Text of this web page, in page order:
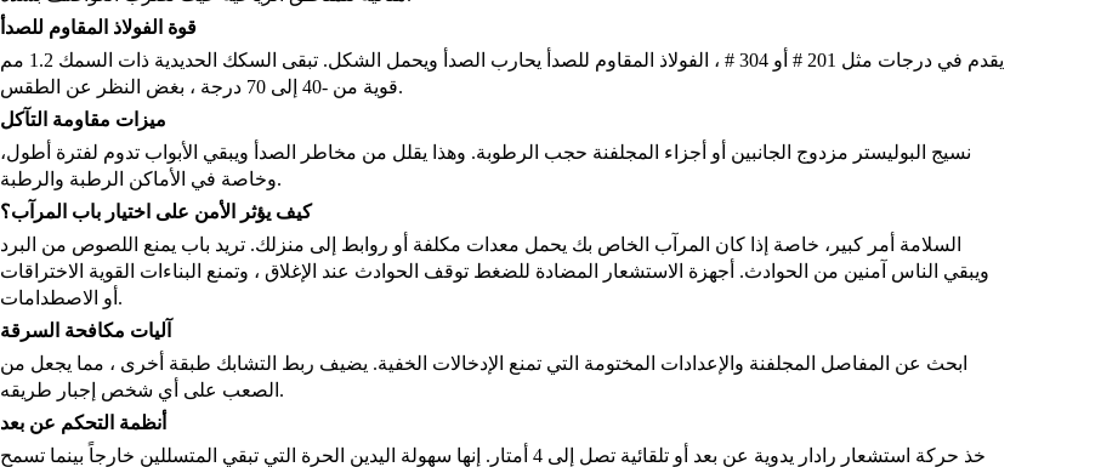
قوة الفولاذ المقاوم للصدأ
يقدم في درجات مثل 201 # أو 304 # ، الفولاذ المقاوم للصدأ يحارب الصدأ ويحمل الشكل. تبقى السكك الحديدية ذات السمك 1.2 مم
قوية من -40 إلى 70 درجة ، بغض النظر عن الطقس.
ميزات مقاومة التآكل
نسيج البوليستر مزدوج الجانبين أو أجزاء المجلفنة حجب الرطوبة. وهذا يقلل من مخاطر الصدأ ويبقي الأبواب تدوم لفترة أطول،
وخاصة في الأماكن الرطبة والرطبة.
كيف يؤثر الأمن على اختيار باب المرآب؟
السلامة أمر كبير، خاصة إذا كان المرآب الخاص بك يحمل معدات مكلفة أو روابط إلى منزلك. تريد باب يمنع اللصوص من البرد
ويبقي الناس آمنين من الحوادث. أجهزة الاستشعار المضادة للضغط توقف الحوادث عند الإغلاق ، وتمنع البناءات القوية الاختراقات
أو الاصطدامات.
آليات مكافحة السرقة
ابحث عن المفاصل المجلفنة والإعدادات المختومة التي تمنع الإدخالات الخفية. يضيف ربط التشابك طبقة أخرى ، مما يجعل من
الصعب على أي شخص إجبار طريقه.
أنظمة التحكم عن بعد
خذ حركة استشعار رادار يدوية عن بعد أو تلقائية تصل إلى 4 أمتار. إنها سهولة اليدين الحرة التي تبقي المتسللين خارجاً بينما تسمح